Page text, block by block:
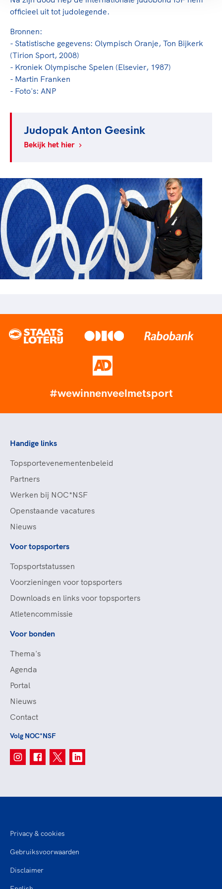
officieel uit tot judolegende.
Bronnen:
- Statistische gegevens: Olympisch Oranje, Ton Bijkerk
(Tirion Sport, 2008)
- Kroniek Olympische Spelen (Elsevier, 1987)
- Martin Franken
- Foto's: ANP
Judopak Anton Geesink
Bekijk het hier
#wewinnenveelmetsport
Handige links
Topsportevenementenbeleid
Partners
Werken bij NOC*NSF
Openstaande vacatures
Nieuws
Voor topsporters
Topsportstatussen
Voorzieningen voor topsporters
Downloads en links voor topsporters
Atletencommissie
Voor bonden
Thema's
Agenda
Portal
Nieuws
Contact
Volg NOC*NSF
Privacy & cookies
Gebruiksvoorwaarden
Disclaimer